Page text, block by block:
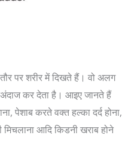
पर शरीर में दिखते हैं। वो अलग
कर देता है। आइए जानते हैं
पेशाब करते वक्त हल्का दर्द होना,
आदि किडनी खराब होने